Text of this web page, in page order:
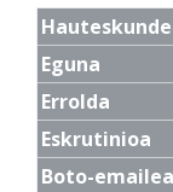
Eguna
Errolda
Eskrutinioa
Boto-